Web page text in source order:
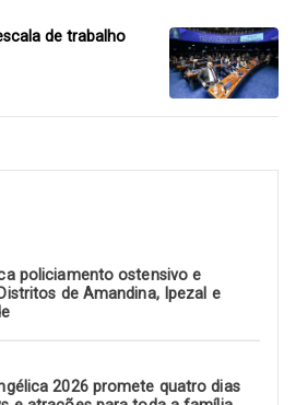
policiamento ostensivo e
de Amandina, Ipezal e
2026 promete quatro dias
de trabalho